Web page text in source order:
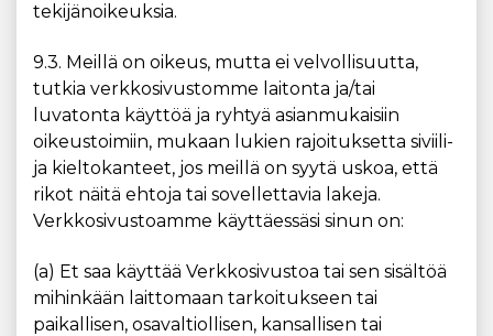
tekijänoikeuksia.
9.3. Meillä on oikeus, mutta ei velvollisuutta,
tutkia verkkosivustomme laitonta ja/tai
luvatonta käyttöä ja ryhtyä asianmukaisiin
oikeustoimiin, mukaan lukien rajoituksetta siviili-
ja kieltokanteet, jos meillä on syytä uskoa, että
rikot näitä ehtoja tai sovellettavia lakeja.
Verkkosivustoamme käyttäessäsi sinun on:
(a) Et saa käyttää Verkkosivustoa tai sen sisältöä
mihinkään laittomaan tarkoitukseen tai
paikallisen, osavaltiollisen, kansallisen tai